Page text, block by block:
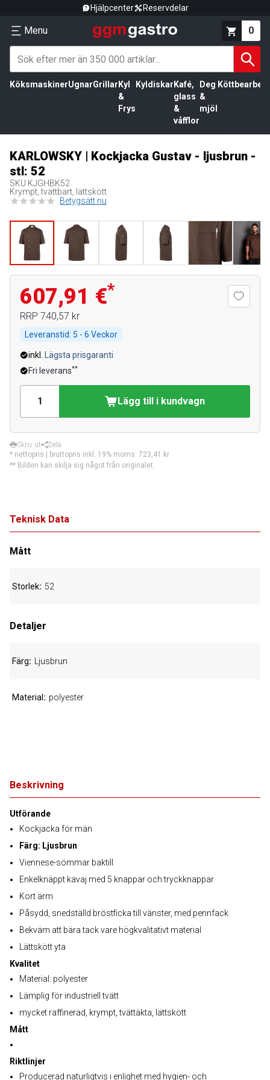
Hjälpcenter Reservdelar
Menu 0
KöksmaskinerUgnarGrillar Kyl
&
Frys
Kyldiskar Kafé,
glass
&
våfflor
Deg
&
mjöl
KARLOWSKY | Kockjacka Gustav - ljusbrun -
stl: 52
SKU KJGHBK52
Krympt, tvättbart, lättskött
Betygsätt nu
607,91 €*
RRP 740,57 kr
Leveranstid: 5 - 6 Veckor
inkl.
Lägsta prisgaranti
Fri leverans**
Lägg till i kundvagn
Skriv ut
Dela
* nettopris | bruttopris inkl. 19% moms: 723,41 kr
** Bilden kan skilja sig något från originalet.
Beskrivning
Utförande
Kockjacka för män
Färg: Ljusbrun
Viennese-sömmar baktill
Enkelknäppt kavaj med 5 knappar och tryckknappar
Kort ärm
Påsydd, snedställd bröstficka till vänster, med pennfack
Bekväm att bära tack vare högkvalitativt material
Lättskött yta
Kvalitet
Material: polyester
Lämplig för industriell tvätt
mycket raffinerad, krympt, tvättäkta, lättskött
Mått
Riktlinjer
Producerad naturligtvis i enlighet med hygien- och
Teknisk Data
Mått
Storlek 52
Detaljer
Färg Ljusbrun
Material polyester